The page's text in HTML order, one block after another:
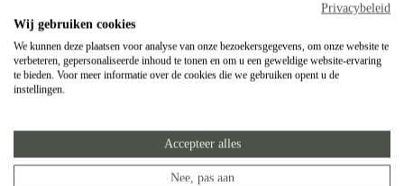
Vakmanschap
Jobs
Collett & Victor
8500 Kortrijk
België
Privacybeleid
Wij gebruiken cookies
We kunnen deze plaatsen voor analyse van onze bezoekersgegevens, om onze website te
verbeteren, gepersonaliseerde inhoud te tonen en om u een geweldige website-ervaring
te bieden. Voor meer informatie over de cookies die we gebruiken opent u de
instellingen.
Accepteer alles
Nee, pas aan